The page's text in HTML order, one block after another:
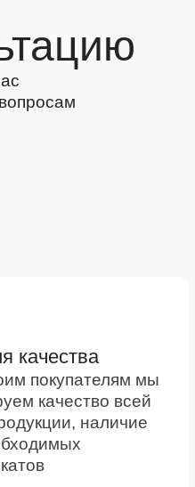
качества
покупателям мы
качество всей
наличие